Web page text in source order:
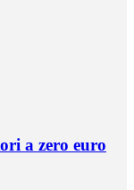
a zero euro